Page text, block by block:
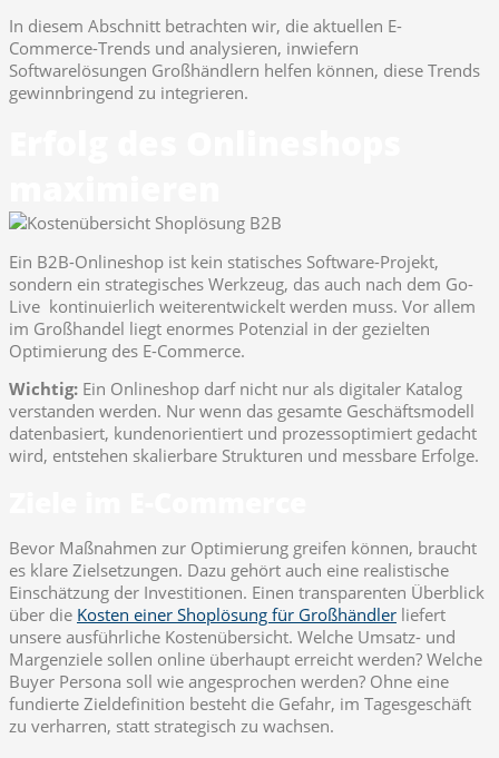
In diesem Abschnitt betrachten wir, die aktuellen E-
Commerce-Trends und analysieren, inwiefern
Softwarelösungen Großhändlern helfen können, diese Trends
gewinnbringend zu integrieren.
Ein B2B-Onlineshop ist kein statisches Software-Projekt,
sondern ein strategisches Werkzeug, das auch nach dem Go-
Live kontinuierlich weiterentwickelt werden muss. Vor allem
im Großhandel liegt enormes Potenzial in der gezielten
Optimierung des E-Commerce.
Wichtig: Ein Onlineshop darf nicht nur als digitaler Katalog
verstanden werden. Nur wenn das gesamte Geschäftsmodell
datenbasiert, kundenorientiert und prozessoptimiert gedacht
wird, entstehen skalierbare Strukturen und messbare Erfolge.
Bevor Maßnahmen zur Optimierung greifen können, braucht
es klare Zielsetzungen. Dazu gehört auch eine realistische
Einschätzung der Investitionen. Einen transparenten Überblick
über die Kosten einer Shoplösung für Großhändler liefert
unsere ausführliche Kostenübersicht. Welche Umsatz- und
Margenziele sollen online überhaupt erreicht werden? Welche
Buyer Persona soll wie angesprochen werden? Ohne eine
fundierte Zieldefinition besteht die Gefahr, im Tagesgeschäft
zu verharren, statt strategisch zu wachsen.